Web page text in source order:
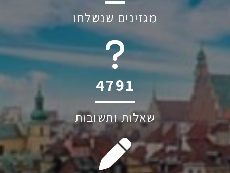
מגזינים שנשלחו
6045
שאלות ותשובות